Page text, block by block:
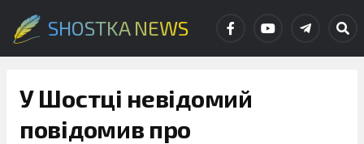
SHOSTKA NEWS
У Шостці невідомий
повідомив про